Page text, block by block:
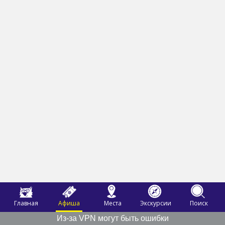
Главная Афиша Места Экскурсии
Поиск
Из-за VPN могут быть ошибки